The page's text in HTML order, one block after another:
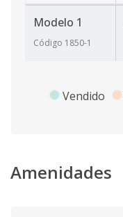
Modelo 1
Código 1850-1
Vendido
Amenidades